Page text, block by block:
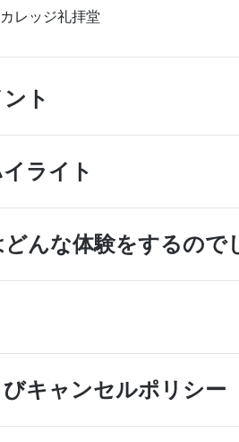
レッジ礼拝堂
ト
ライト
んな体験をするので
キャンセルポリシー